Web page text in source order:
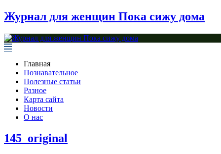
Журнал для женщин Пока сижу дома
Главная
Познавательное
Полезные статьи
Разное
Карта сайта
Новости
О нас
145_original